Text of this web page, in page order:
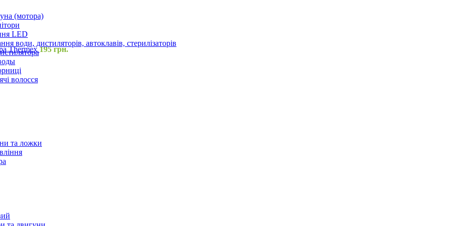
(мотора)
LED
води, дистиляторів, автоклавів, стерилізаторів
волосся
та ложки
Thermex195грн.